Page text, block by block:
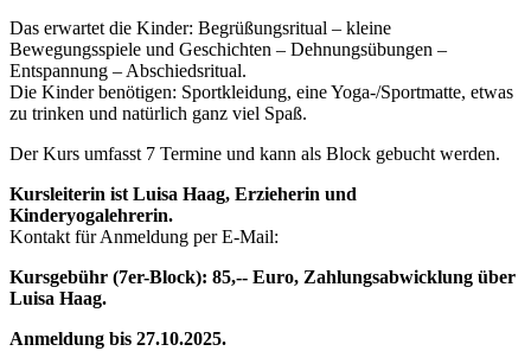
Das erwartet die Kinder: Begrüßungsritual – kleine
Bewegungsspiele und Geschichten – Dehnungsübungen –
Entspannung – Abschiedsritual.
Die Kinder benötigen: Sportkleidung, eine Yoga-/Sportmatte, etwas
zu trinken und natürlich ganz viel Spaß.
Der Kurs umfasst 7 Termine und kann als Block gebucht werden.
Kursleiterin ist Luisa Haag, Erzieherin und
Kinderyogalehrerin.
Kontakt für Anmeldung per E-Mail:
Kursgebühr (7er-Block): 85,-- Euro, Zahlungsabwicklung über
Luisa Haag.
Anmeldung bis 27.10.2025.